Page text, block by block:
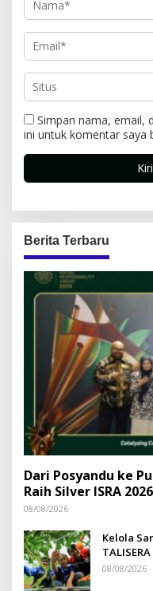
Simpan nama, email,
ini untuk komentar saya
Berita Terbaru
Dari Posyandu ke
Raih Silver ISRA 2026
08/08/2026
Kelola
08/08/2026